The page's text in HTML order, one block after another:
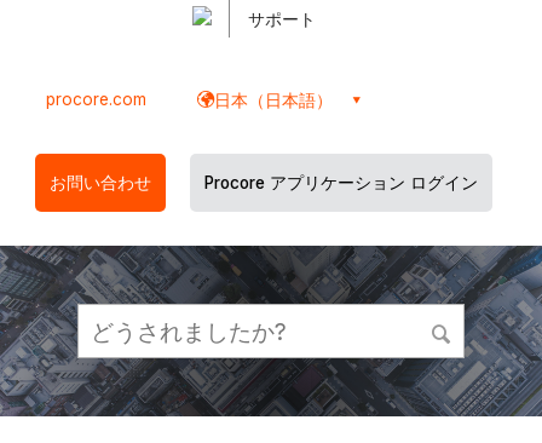
サポート
procore.com 日本（日本語）
お問い合わせ Procore アプリケーション ログイン